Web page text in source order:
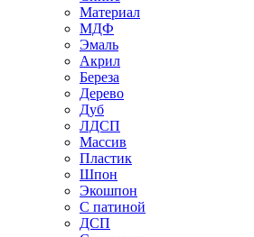
Материал
МДФ
Эмаль
Акрил
Береза
Дерево
Дуб
ЛДСП
Массив
Пластик
Шпон
Экошпон
С патиной
ДСП